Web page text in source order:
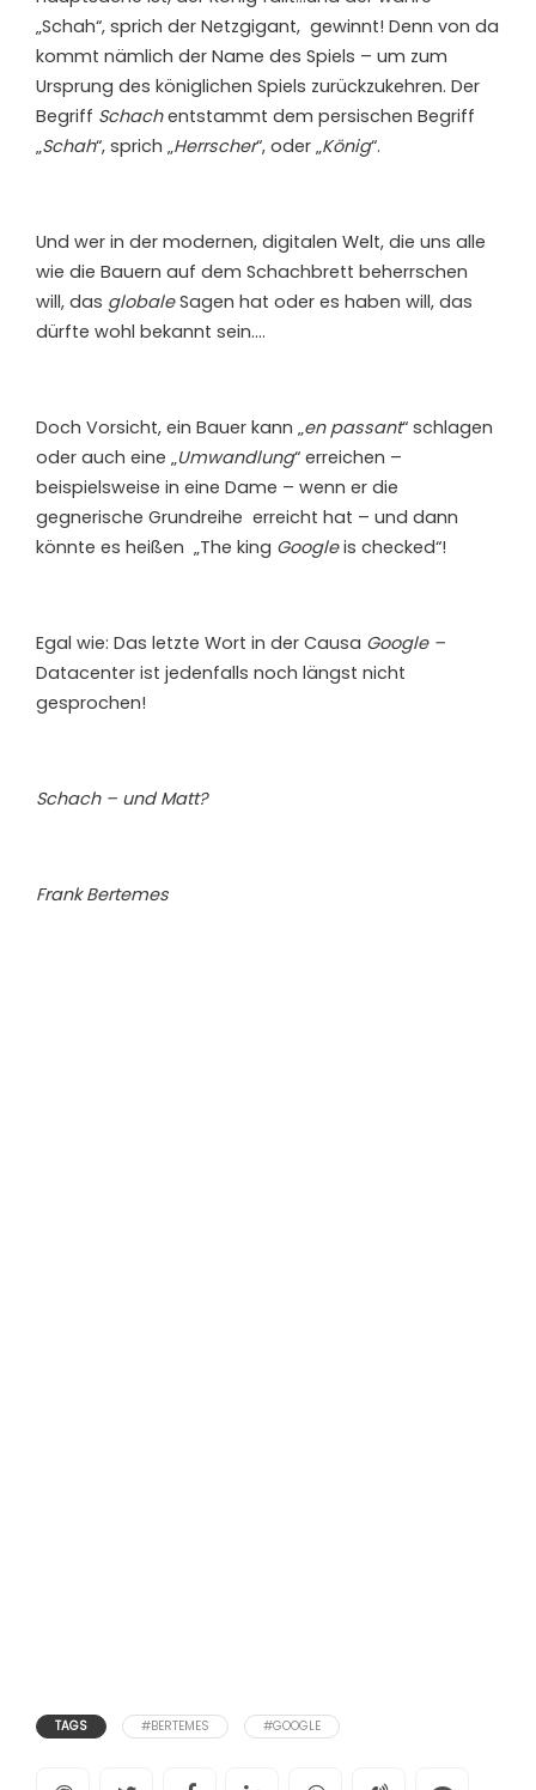
„Schah“, sprich der Netzgigant, gewinnt! Denn von da
kommt nämlich der Name des Spiels – um zum
Ursprung des königlichen Spiels zurückzukehren. Der
Begriff Schachentstammt dem persischen Begriff
„Schah“, sprich „Herrscher“, oder „König“.
Und wer in der modernen, digitalen Welt, die uns alle
wie die Bauern auf dem Schachbrett beherrschen
will, das globaleSagen hat oder es haben will, das
dürfte wohl bekannt sein….
Doch Vorsicht, ein Bauer kann „en passant“ schlagen
oder auch eine „Umwandlung“ erreichen –
beispielsweise in eine Dame – wenn er die
gegnerische Grundreihe erreicht hat – und dann
könnte es heißen „The king Googleis checked“!
Egal wie: Das letzte Wort in der Causa Google –
Datacenter ist jedenfalls noch längst nicht
gesprochen!
Schach – und Matt?
Frank Bertemes
TAGS #BERTEMES #GOOGLE